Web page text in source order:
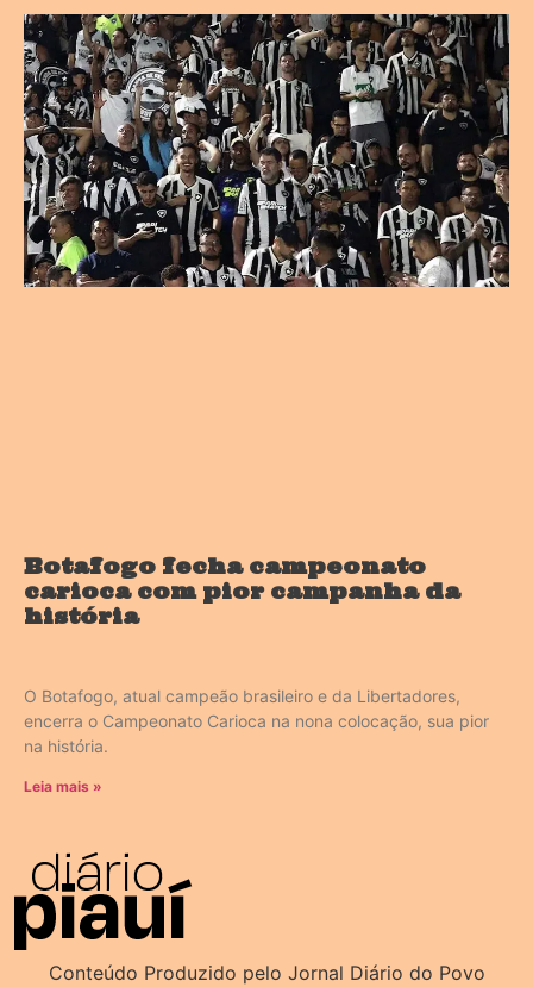
Botafogo fecha campeonato
carioca com pior campanha da
história
O Botafogo, atual campeão brasileiro e da Libertadores,
encerra o Campeonato Carioca na nona colocação, sua pior
na história.
Leia mais »
Conteúdo Produzido pelo Jornal Diário do Povo